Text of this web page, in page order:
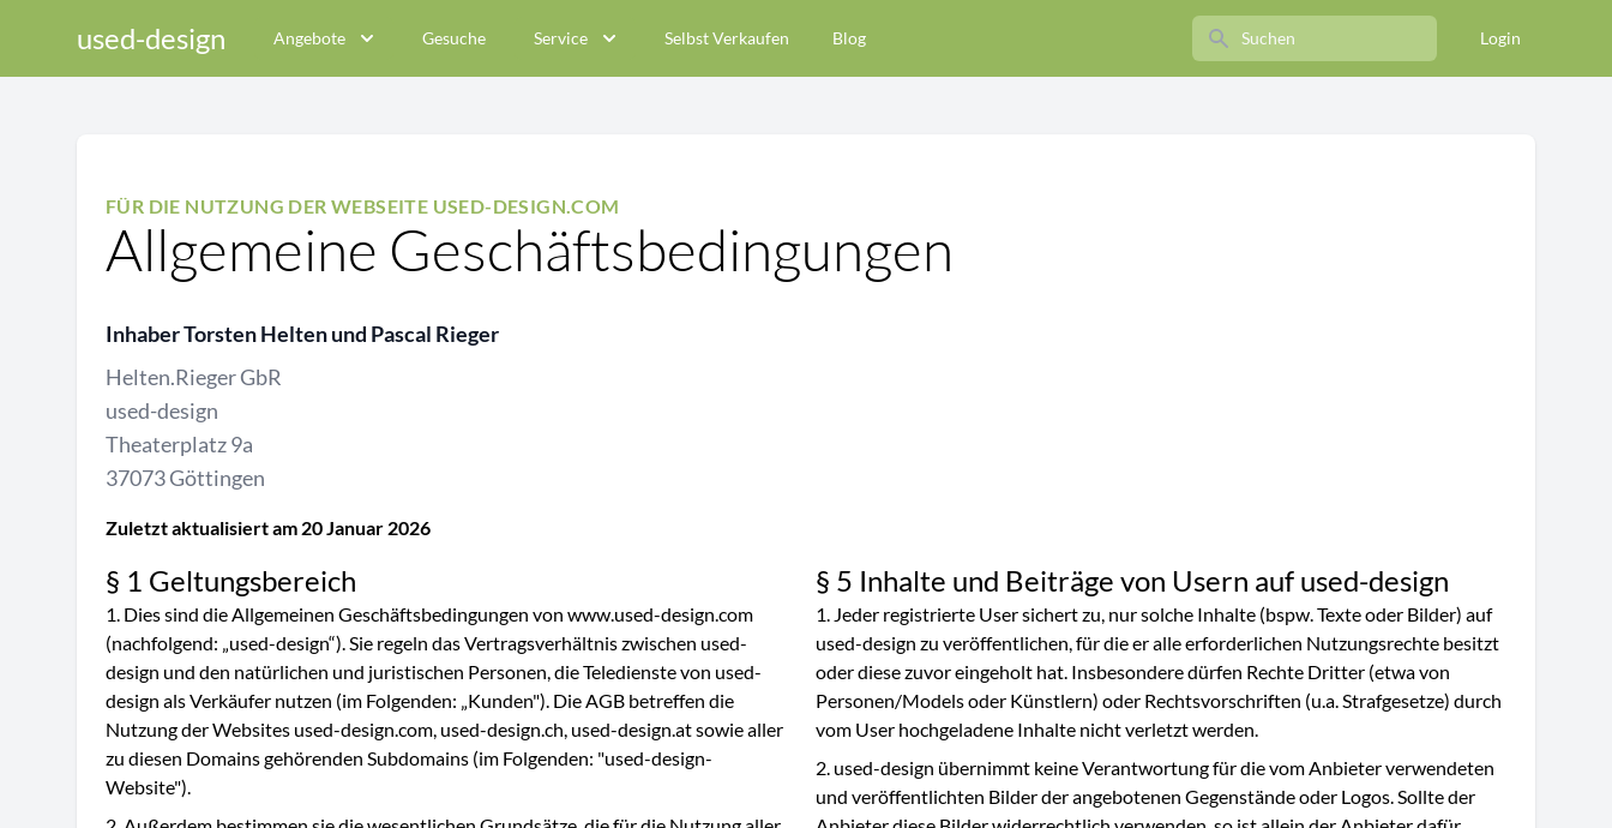
used-design Angebote Gesuche Service Selbst Verkaufen Blog Search Login
FÜR DIE NUTZUNG DER WEBSEITE USED-DESIGN.COM
Allgemeine Geschäftsbedingungen
Inhaber Torsten Helten und Pascal Rieger
Helten.Rieger GbR
used-design
Theaterplatz 9a
37073 Göttingen
Zuletzt aktualisiert am 20 Januar 2026
§ 1 Geltungsbereich
Dies sind die Allgemeinen Geschäftsbedingungen von www.used-design.com
(nachfolgend: „used-design“). Sie regeln das Vertragsverhältnis zwischen used-
design und den natürlichen und juristischen Personen, die Teledienste von used-
design als Verkäufer nutzen (im Folgenden: „Kunden"). Die AGB betreffen die
Nutzung der Websites used-design.com, used-design.ch, used-design.at sowie aller
zu diesen Domains gehörenden Subdomains (im Folgenden: "used-design-
Website").
§ 5 Inhalte und Beiträge von Usern auf used-design
Jeder registrierte User sichert zu, nur solche Inhalte (bspw. Texte oder Bilder) auf
used-design zu veröffentlichen, für die er alle erforderlichen Nutzungsrechte besitzt
oder diese zuvor eingeholt hat. Insbesondere dürfen Rechte Dritter (etwa von
Personen/Models oder Künstlern) oder Rechtsvorschriften (u.a. Strafgesetze) durch
vom User hochgeladene Inhalte nicht verletzt werden.
used-design übernimmt keine Verantwortung für die vom Anbieter verwendeten
und veröffentlichten Bilder der angebotenen Gegenstände oder Logos. Sollte der